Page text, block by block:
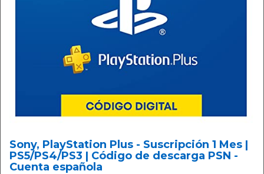
Sony, PlayStation Plus - Suscripción 1 Mes |
PS5/PS4/PS3 | Código de descarga PSN -
Cuenta española